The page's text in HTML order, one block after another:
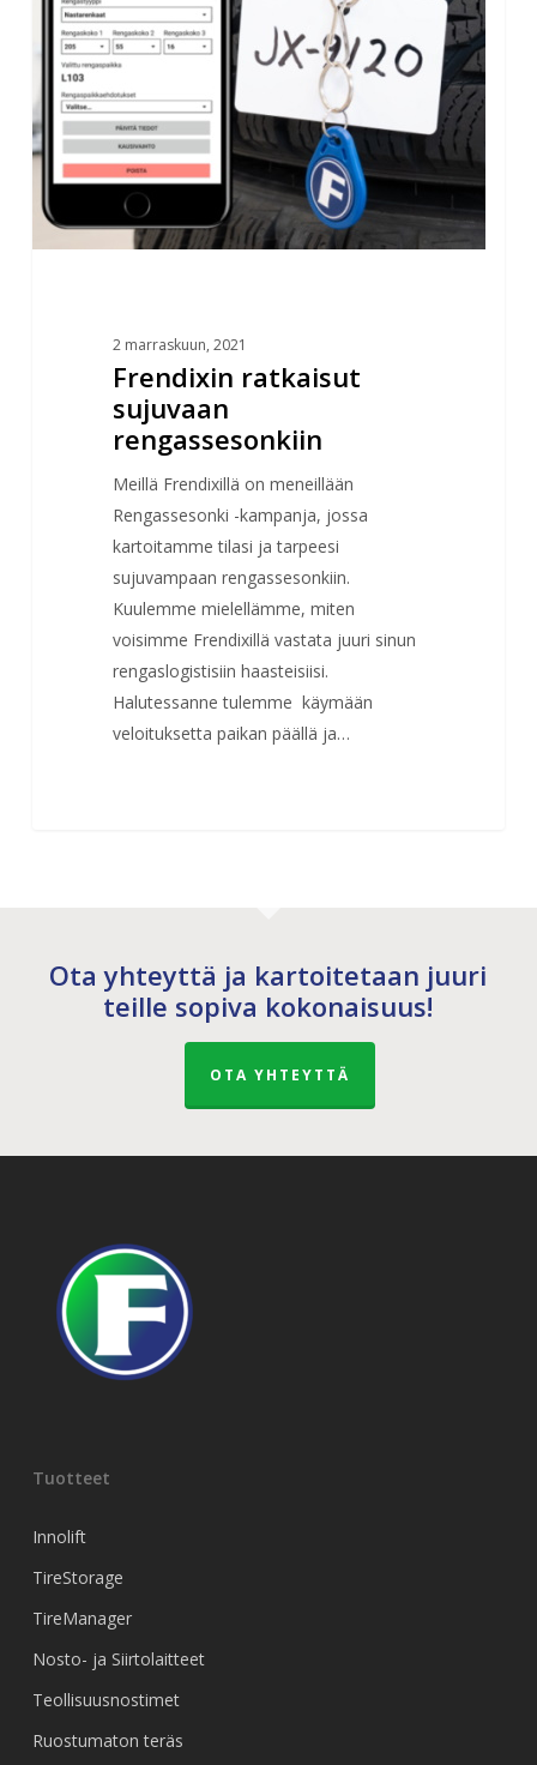
2 marraskuun, 2021
Frendixin ratkaisut
sujuvaan
rengassesonkiin
Meillä Frendixillä on meneillään
Rengassesonki -kampanja, jossa
kartoitamme tilasi ja tarpeesi
sujuvampaan rengassesonkiin.
Kuulemme mielellämme, miten
voisimme Frendixillä vastata juuri sinun
rengaslogistisiin haasteisiisi.
Halutessanne tulemme käymään
veloituksetta paikan päällä ja…
Ota yhteyttä ja kartoitetaan juuri
teille sopiva kokonaisuus!
OTA YHTEYTTÄ
Tuotteet
Innolift
TireStorage
TireManager
Nosto- ja Siirtolaitteet
Teollisuusnostimet
Ruostumaton teräs